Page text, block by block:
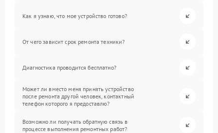
Как я узнаю, что мое устройство готово?
От чего зависит срок ремонта техники?
Диагностика проводится бесплатно?
Может ли вместо меня принять устройство
после ремонта другой человек, контактный
телефон которого я предоставлю?
Возможно ли получать обратную связь в
процессе выполнения ремонтных работ?